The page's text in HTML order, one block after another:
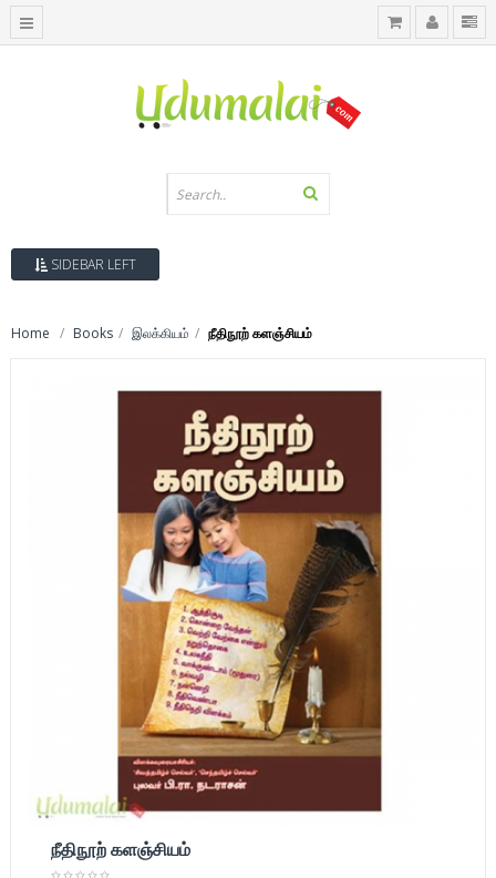
SIDEBAR LEFT
Home Books இலக்கியம் நீதிநூற் களஞ்சியம்
நீதிநூற் களஞ்சியம்